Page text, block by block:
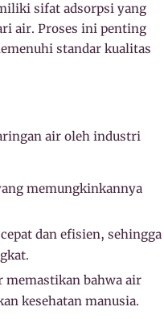
sifat adsorpsi yang
air. Proses ini penting
standar kualitas
air oleh industri
memungkinkannya
dan efisien, sehingga
memastikan bahwa air
kesehatan manusia.